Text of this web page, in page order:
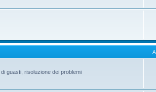
guasti, risoluzione dei problemi